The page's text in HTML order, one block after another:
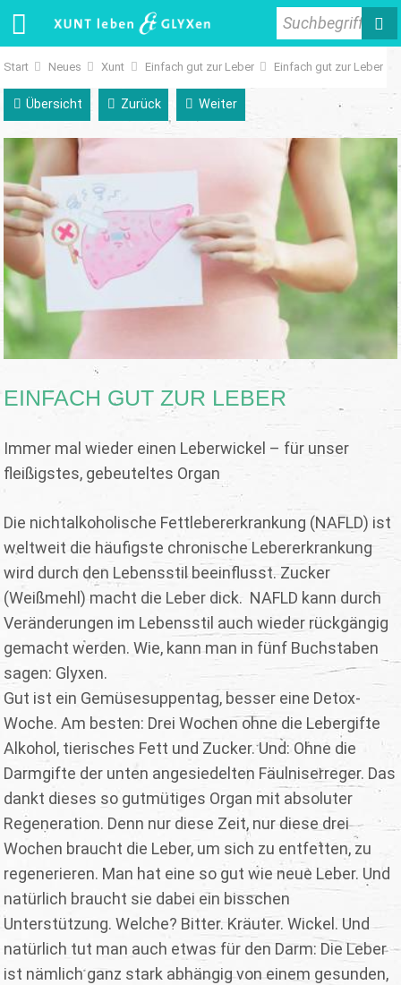
Suchbegriff
Start Neues Xunt Einfach gut zur Leber Einfach gut zur Leber
Übersicht Zurück Weiter
EINFACH GUT ZUR LEBER
Immer mal wieder einen Leberwickel – für unser
fleißigstes, gebeuteltes Organ
Die nichtalkoholische Fettlebererkrankung (NAFLD) ist
weltweit die häufigste chronische Lebererkrankung
wird durch den Lebensstil beeinflusst. Zucker
(Weißmehl) macht die Leber dick. NAFLD kann durch
Veränderungen im Lebensstil auch wieder rückgängig
gemacht werden. Wie, kann man in fünf Buchstaben
sagen: Glyxen.
Gut ist ein Gemüsesuppentag, besser eine Detox-
Woche. Am besten: Drei Wochen ohne die Lebergifte
Alkohol, tierisches Fett und Zucker. Und: Ohne die
Darmgifte der unten angesiedelten Fäulniserreger. Das
dankt dieses so gutmütiges Organ mit absoluter
Regeneration. Denn nur diese Zeit, nur diese drei
Wochen braucht die Leber, um sich zu entfetten, zu
regenerieren. Man hat eine so gut wie neue Leber. Und
natürlich braucht sie dabei ein bisschen
Unterstützung. Welche? Bitter. Kräuter. Wickel. Und
natürlich tut man auch etwas für den Darm: Die Leber
ist nämlich ganz stark abhängig von einem gesunden,